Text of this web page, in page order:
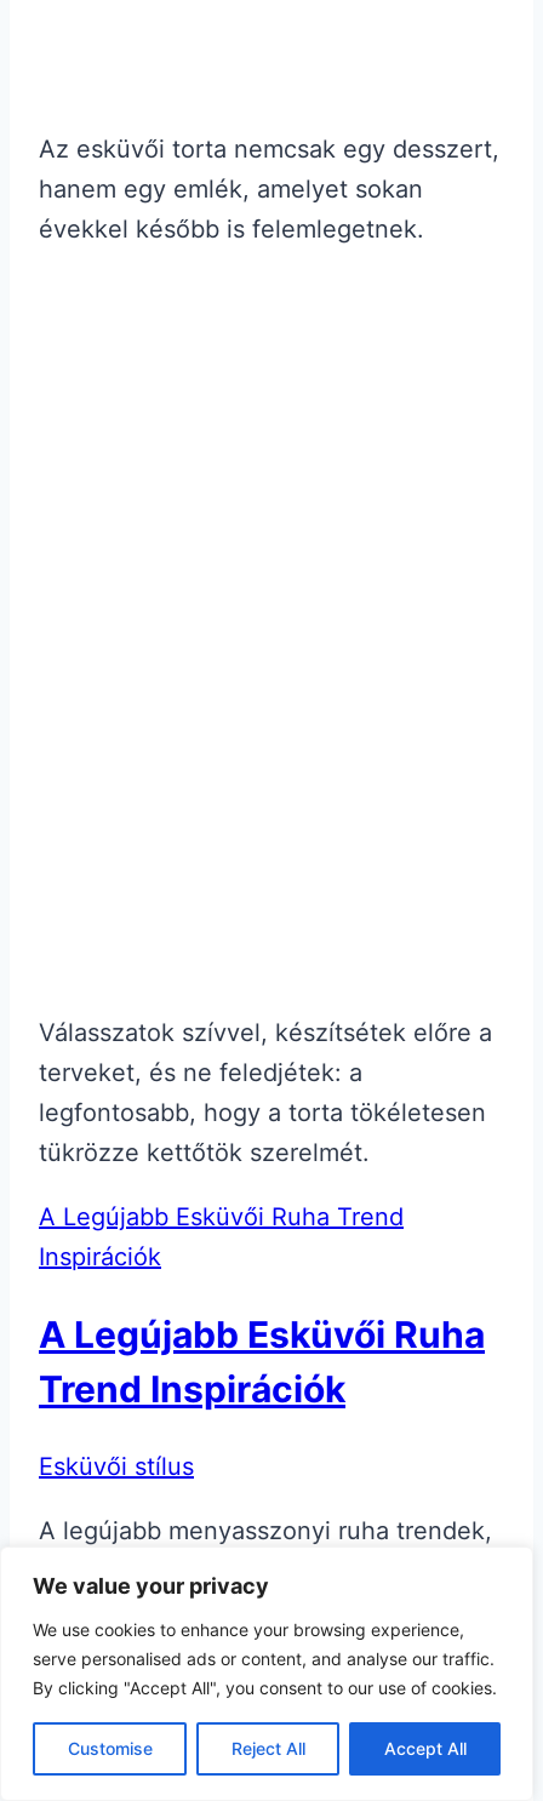
We value your privacy
We use cookies to enhance your browsing experience,
serve personalised ads or content, and analyse our traffic.
By clicking "Accept All", you consent to our use of cookies.
Customise Reject All Accept All
Az esküvői torta nemcsak egy desszert,
hanem egy emlék, amelyet sokan
évekkel később is felemlegetnek.
Válasszatok szívvel, készítsétek előre a
terveket, és ne feledjétek: a
legfontosabb, hogy a torta tökéletesen
tükrözze kettőtök szerelmét.
A Legújabb Esküvői Ruha Trend
Inspirációk
A Legújabb Esküvői Ruha
Trend Inspirációk
Esküvői stílus
A legújabb menyasszonyi ruha trendek,
amelyek inspirálnak Az esküvő életünk
menyasszonyi ruha kiválasztása talán az
egyik legizgalmasabb, de egyben
legnehezebb része…